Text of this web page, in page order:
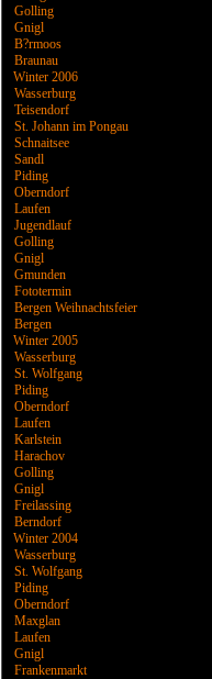
Golling
Gnigl
B?rmoos
Braunau
Winter 2006
Wasserburg
Teisendorf
St. Johann im Pongau
Schnaitsee
Sandl
Piding
Oberndorf
Laufen
Jugendlauf
Golling
Gnigl
Gmunden
Fototermin
Bergen Weihnachtsfeier
Bergen
Winter 2005
Wasserburg
St. Wolfgang
Piding
Oberndorf
Laufen
Karlstein
Harachov
Golling
Gnigl
Freilassing
Berndorf
Winter 2004
Wasserburg
St. Wolfgang
Piding
Oberndorf
Maxglan
Laufen
Gnigl
Frankenmarkt